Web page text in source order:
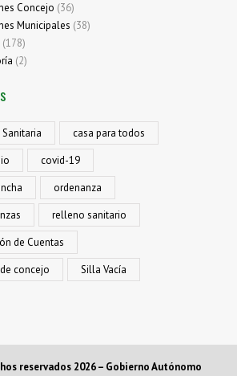
Concejo (36)
Municipales (38)
(178)
(2)
casa para todos
covid-19
ordenanza
relleno sanitario
de Cuentas
concejo
Silla Vacía
reservados 2026 – Gobierno Autónomo